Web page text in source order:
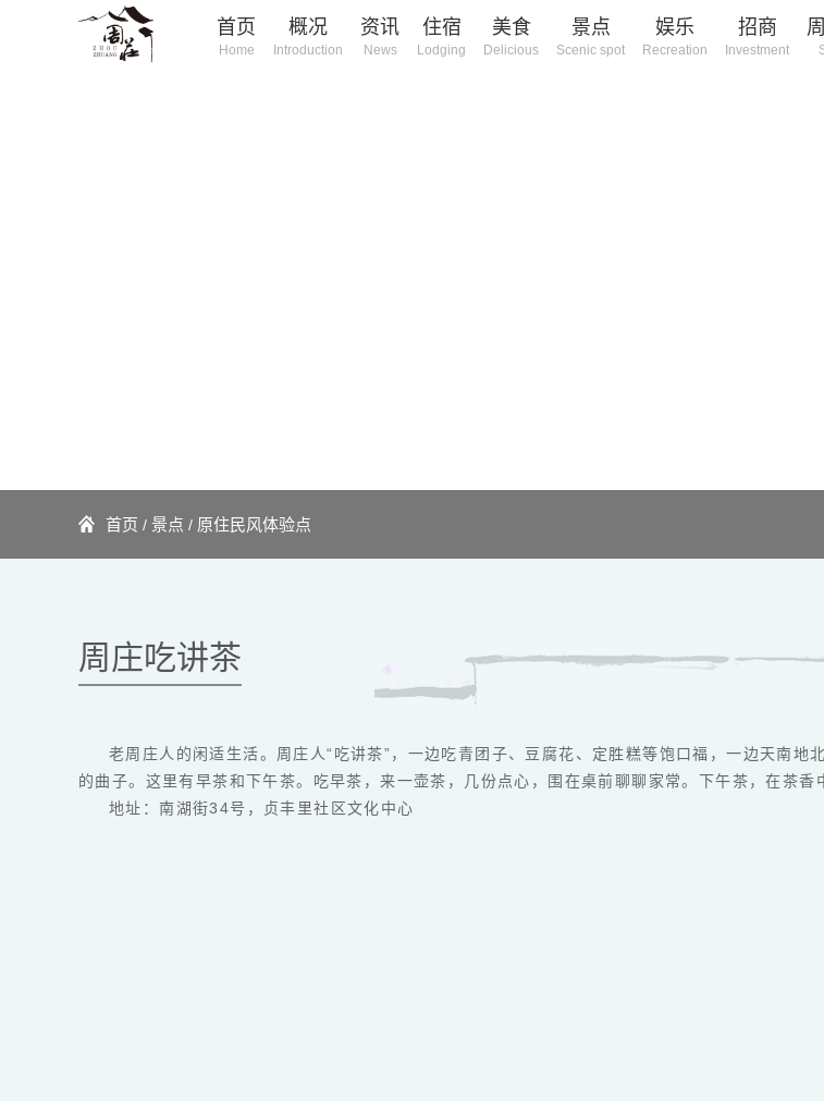
首页
Home
概况
Introduction
资讯
News
住宿
Lodging
美食
Delicious
景点
Scenic spot
娱乐
Recreation
招商
Investment
首页 / 景点 / 原住民风体验点
周庄吃讲茶
老周庄人的闲适生活。周庄人“吃讲茶”，一边吃青团子、豆腐花、定胜糕等饱口福，一边天南
的曲子。这里有早茶和下午茶。吃早茶，来一壶茶，几份点心，围在桌前聊聊家常。下午茶，在茶香
地址：南湖街34号，贞丰里社区文化中心